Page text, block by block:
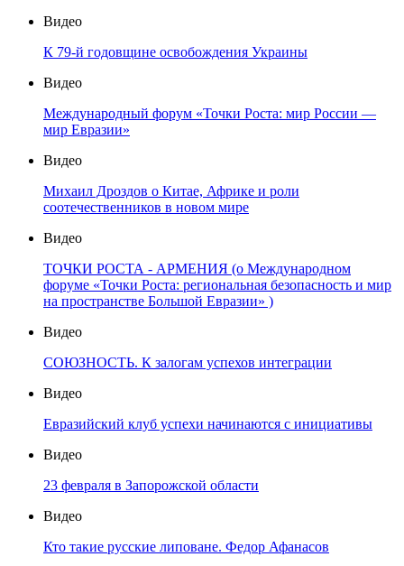
Видео
К 79-й годовщине освобождения Украины
Видео
Международный форум «Точки Роста: мир России —
мир Евразии»
Видео
Михаил Дроздов о Китае, Африке и роли
соотечественников в новом мире
Видео
ТОЧКИ РОСТА - АРМЕНИЯ (о Международном
форуме «Точки Роста: региональная безопасность и мир
на пространстве Большой Евразии» )
Видео
СОЮЗНОСТЬ. К залогам успехов интеграции
Видео
Евразийский клуб успехи начинаются с инициативы
Видео
23 февраля в Запорожской области
Видео
Кто такие русские липоване. Федор Афанасов